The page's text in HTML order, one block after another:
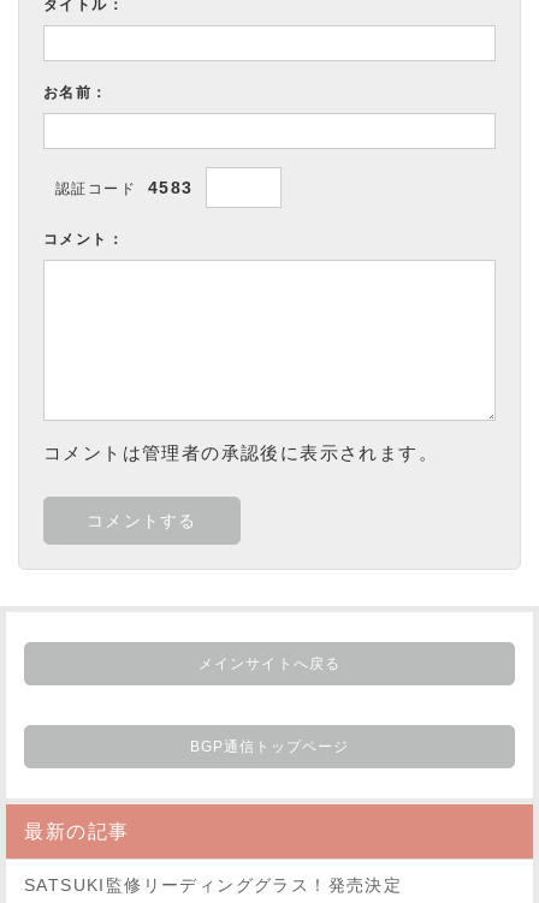
タイトル：
お名前：
認証コード 4583
コメント：
コメントは管理者の承認後に表示されます。
メインサイトへ戻る
BGP通信トップページ
最新の記事
SATSUKI監修リーディンググラス！発売決定